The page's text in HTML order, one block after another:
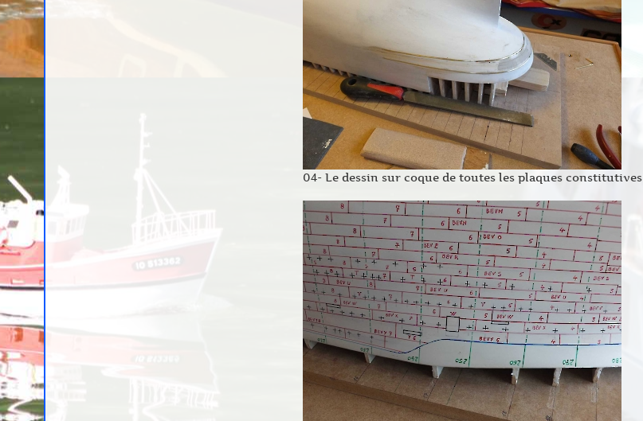
04- Le dessin sur coque de toutes les plaques constitutives